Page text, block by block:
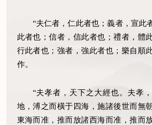
“夫仁者，仁此者也；義者，宣此
此者也；信者，信此者也；禮者，體
行此者也；強者，強此者也；樂自順
作。
“夫孝者，天下之大經也。夫孝
地，溥之而橫于四海，施諸後世而無
東海而准，推而放諸西海而准，推而